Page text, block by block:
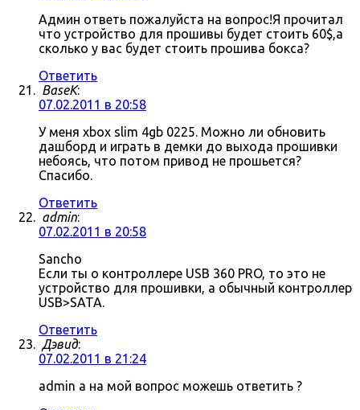
Админ ответь пожалуйста на вопрос!Я прочитал
что устройство для прошивы будет стоить 60$,а
сколько у вас будет стоить прошива бокса?
Ответить
BaseK:
07.02.2011 в 20:58
У меня xbox slim 4gb 0225. Можно ли обновить
дашборд и играть в демки до выхода прошивки
небоясь, что потом привод не прошьется?
Спасибо.
Ответить
admin:
07.02.2011 в 20:58
Sancho
Если ты о контроллере USB 360 PRO, то это не
устройство для прошивки, а обычный контроллер
USB>SATA.
Ответить
Дэвид:
07.02.2011 в 21:24
admin а на мой вопрос можешь ответить ?